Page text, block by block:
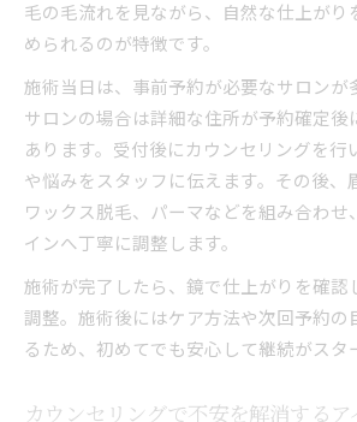
毛の毛流れを見ながら、自然な仕上がり
められるのが特徴です。
施術当日は、事前予約が必要なサロンが
サロンの場合は詳細な住所が予約確定後
あります。受付後にカウンセリングを行
や悩みをスタッフに伝えます。その後、
ワックス脱毛、パーマなどを組み合わせ
インへ丁寧に調整します。
施術が完了したら、鏡で仕上がりを確認
調整。施術後にはケア方法や次回予約の
るため、初めてでも安心して継続がスタ
カウンセリングで不安を解消するア